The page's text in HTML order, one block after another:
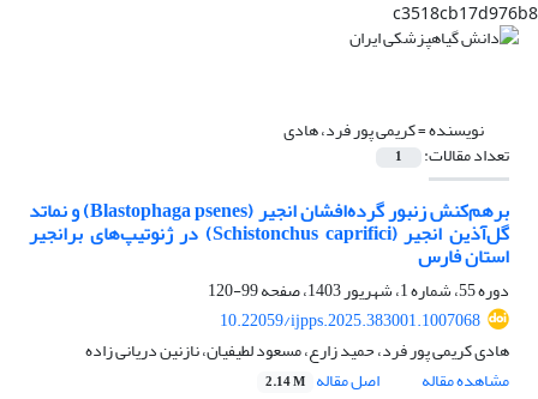
c3518cb17d976b8
نویسنده =کریمی پور فرد، هادی
تعداد مقالات: 1
برهم‌کنش زنبور گرده‌افشان انجیر (Blastophaga psenes) و نماتد
گل‌آذین انجیر (Schistonchus caprifici) در ژنوتیپ‌های برانجیر
استان فارس
دوره 55، شماره 1، شهریور 1403، صفحه
99-120
10.22059/ijpps.2025.383001.1007068
هادی کریمی پور فرد، حمید زارع، مسعود لطیفیان، نازنین دریانی زاده
مشاهده مقاله
اصل مقاله 2.14 M